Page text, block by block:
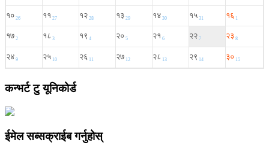
कन्भर्ट टु यूनिकोर्ड
ईमेल सब्सक्राईब गर्नुहोस्